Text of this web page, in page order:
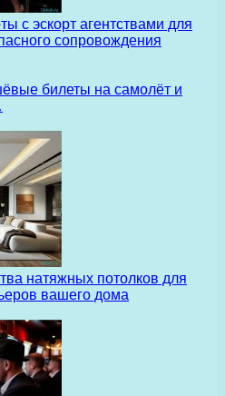
с эскорт агентствами для
сопровождения
билеты на самолёт и
натяжных потолков для
вашего дома